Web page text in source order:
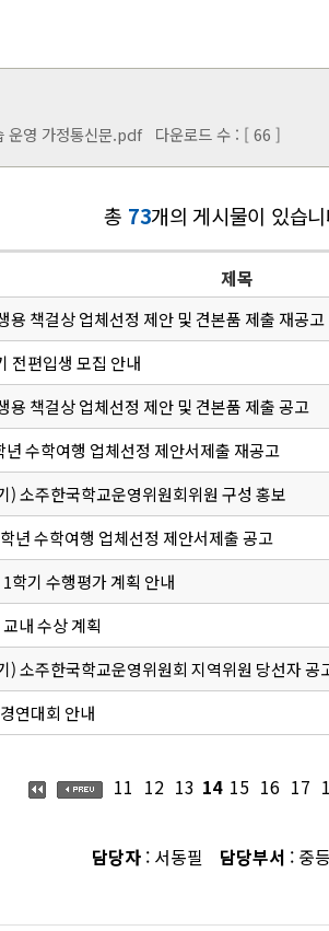
운영 가정통신문.pdf다운로드 수 : [ 66 ]
총 73개의 게시물이 있습
제목
용 책걸상 업체선정 제안 및 견본품 제출 재공고
전편입생 모집 안내
용 책걸상 업체선정 제안 및 견본품 제출 공고
수학여행 업체선정 제안서제출 재공고
) 소주한국학교운영위원회위원 구성 홍보
년 수학여행 업체선정 제안서제출 공고
학기 수행평가 계획 안내
내 수상 계획
) 소주한국학교운영위원회 지역위원 당선자 공
연대회 안내
11 12 13 14 15 16 17
담당자 : 서동필 담당부서 : 중